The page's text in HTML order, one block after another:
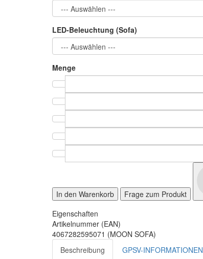
LED-Beleuchtung (Sofa)
Menge
In den Warenkorb
Frage zum Produkt
Eigenschaften
Artikelnummer (EAN)
4067282595071 (MOON SOFA)
Beschreibung
GPSV-INFORMATIONEN